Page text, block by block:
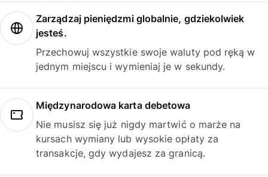
Zarządzaj pieniędzmi globalnie, gdziekolwiek
jesteś.
Przechowuj wszystkie swoje waluty pod ręką w
jednym miejscu i wymieniaj je w sekundy.
Międzynarodowa karta debetowa
Nie musisz się już nigdy martwić o marże na
kursach wymiany lub wysokie opłaty za
transakcje, gdy wydajesz za granicą.